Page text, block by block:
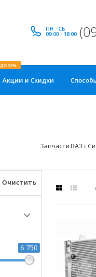
ПН - СБ
09:00 - 18:00
Акции и Скидки
ДО 30%
Запчасти ВАЗ
Очистить
6 750